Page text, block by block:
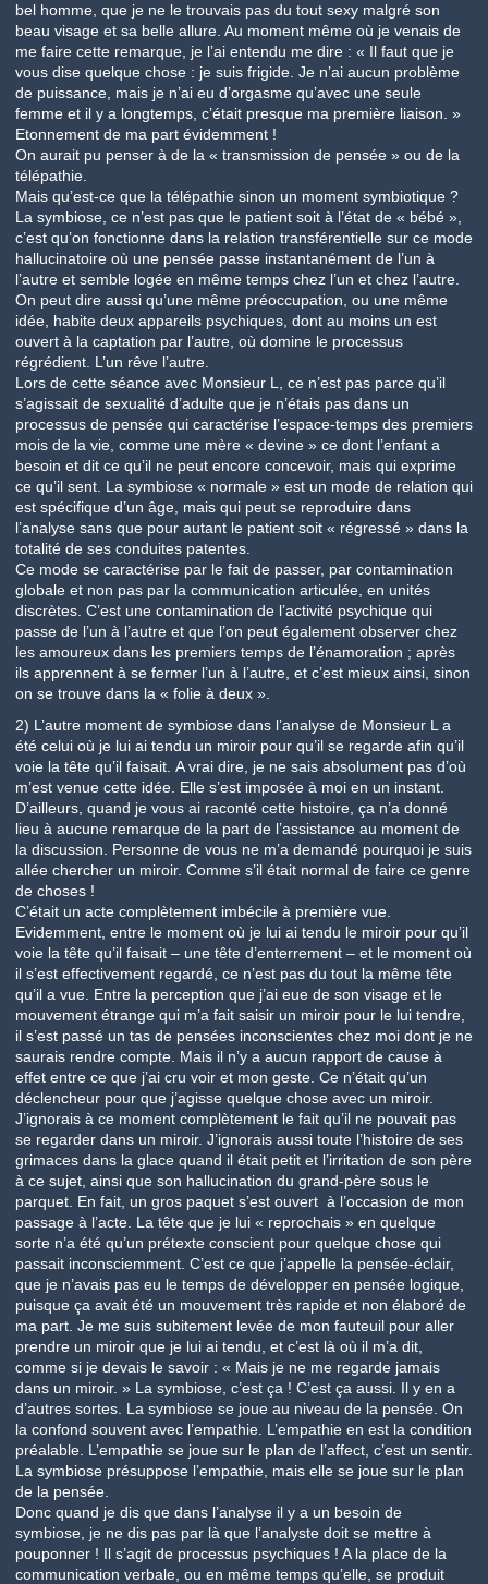
bel homme, que je ne le trouvais pas du tout sexy malgré son
beau visage et sa belle allure. Au moment même où je venais de
me faire cette remarque, je l’ai entendu me dire : « Il faut que je
vous dise quelque chose : je suis frigide. Je n’ai aucun problème
de puissance, mais je n’ai eu d’orgasme qu’avec une seule
femme et il y a longtemps, c’était presque ma première liaison. »
Etonnement de ma part évidemment !
On aurait pu penser à de la « transmission de pensée » ou de la
télépathie.
Mais qu’est-ce que la télépathie sinon un moment symbiotique ?
La symbiose, ce n’est pas que le patient soit à l’état de « bébé »,
c’est qu’on fonctionne dans la relation transférentielle sur ce mode
hallucinatoire où une pensée passe instantanément de l’un à
l’autre et semble logée en même temps chez l’un et chez l’autre.
On peut dire aussi qu’une même préoccupation, ou une même
idée, habite deux appareils psychiques, dont au moins un est
ouvert à la captation par l’autre, où domine le processus
régrédient. L’un rêve l’autre.
Lors de cette séance avec Monsieur L, ce n’est pas parce qu’il
s’agissait de sexualité d’adulte que je n’étais pas dans un
processus de pensée qui caractérise l’espace-temps des premiers
mois de la vie, comme une mère « devine » ce dont l’enfant a
besoin et dit ce qu’il ne peut encore concevoir, mais qui exprime
ce qu’il sent. La symbiose « normale » est un mode de relation qui
est spécifique d’un âge, mais qui peut se reproduire dans
l’analyse sans que pour autant le patient soit « régressé » dans la
totalité de ses conduites patentes.
Ce mode se caractérise par le fait de passer, par contamination
globale et non pas par la communication articulée, en unités
discrètes. C’est une contamination de l’activité psychique qui
passe de l’un à l’autre et que l’on peut également observer chez
les amoureux dans les premiers temps de l’énamoration ; après
ils apprennent à se fermer l’un à l’autre, et c’est mieux ainsi, sinon
on se trouve dans la « folie à deux ».
2) L’autre moment de symbiose dans l’analyse de Monsieur L a
été celui où je lui ai tendu un miroir pour qu’il se regarde afin qu’il
voie la tête qu’il faisait. A vrai dire, je ne sais absolument pas d’où
m’est venue cette idée . Elle s’est imposée à moi en un instant.
D’ailleurs, quand je vous ai raconté cette histoire, ça n’a donné
lieu à aucune remarque de la part de l’assistance au moment de
la discussion. Personne de vous ne m’a demandé pourquoi je suis
allée chercher un miroir. Comme s’il était normal de faire ce genre
de choses !
C’était un acte complètement imbécile à première vue.
Evidemment, entre le moment où je lui ai tendu le miroir pour qu’il
voie la tête qu’il faisait – une tête d’enterrement – et le moment où
il s’est effectivement regardé, ce n’est pas du tout la même tête
qu’il a vue. Entre la perception que j’ai eue de son visage et le
mouvement étrange qui m’a fait saisir un miroir pour le lui tendre,
il s’est passé un tas de pensées inconscientes chez moi dont je ne
saurais rendre compte. Mais il n’y a aucun rapport de cause à
effet entre ce que j’ai cru voir et mon geste. Ce n’était qu’un
déclencheur pour que j’agisse quelque chose avec un miroir.
J’ignorais à ce moment complètement le fait qu’il ne pouvait pas
se regarder dans un miroir. J’ignorais aussi toute l’histoire de ses
grimaces dans la glace quand il était petit et l’irritation de son père
à ce sujet, ainsi que son hallucination du grand-père sous le
parquet. En fait, un gros paquet s’est ouvert à l’occasion de mon
passage à l’acte. La tête que je lui « reprochais » en quelque
sorte n’a été qu’un prétexte conscient pour quelque chose qui
passait inconsciemment. C’est ce que j’appelle la pensée-éclair,
que je n’avais pas eu le temps de développer en pensée logique,
puisque ça avait été un mouvement très rapide et non élaboré de
ma part. Je me suis subitement levée de mon fauteuil pour aller
prendre un miroir que je lui ai tendu, et c’est là où il m’a dit,
comme si je devais le savoir : « Mais je ne me regarde jamais
dans un miroir. » La symbiose, c’est ça ! C’est ça aussi. Il y en a
d’autres sortes. La symbiose se joue au niveau de la pensée. On
la confond souvent avec l’empathie. L’empathie en est la condition
préalable. L’empathie se joue sur le plan de l’affect, c’est un sentir.
La symbiose présuppose l’empathie, mais elle se joue sur le plan
de la pensée.
Donc quand je dis que dans l’analyse il y a un besoin de
symbiose, je ne dis pas par là que l’analyste doit se mettre à
pouponner ! Il s’agit de processus psychiques ! A la place de la
communication verbale, ou en même temps qu’elle, se produit